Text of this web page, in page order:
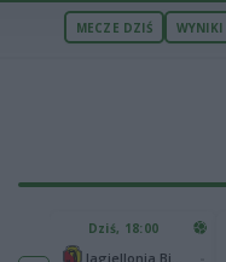
MECZE DZIŚ WYNIKI
1
Dziś, 18:00